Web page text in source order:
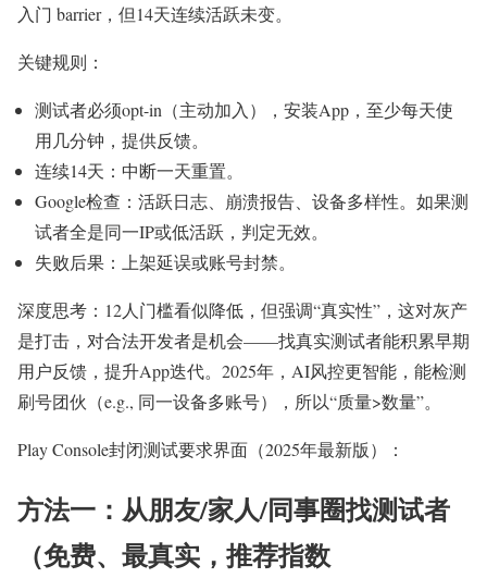
入门 barrier，但14天连续活跃未变。
关键规则：
测试者必须opt-in（主动加入），安装App，至少每天使
用几分钟，提供反馈。
连续14天：中断一天重置。
Google检查：活跃日志、崩溃报告、设备多样性。如果测
试者全是同一IP或低活跃，判定无效。
失败后果：上架延误或账号封禁。
深度思考：12人门槛看似降低，但强调“真实性”，这对灰产
是打击，对合法开发者是机会——找真实测试者能积累早期
用户反馈，提升App迭代。2025年，AI风控更智能，能检测
刷号团伙（e.g., 同一设备多账号），所以“质量>数量”。
Play Console封闭测试要求界面（2025年最新版）：
方法一：从朋友/家人/同事圈找测试者
（免费、最真实，推荐指数